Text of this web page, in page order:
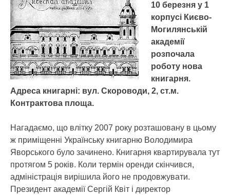
10 березня у 1
корпусі Києво-
Могилянській
академії
розпочала
роботу нова
книгарня.
Адреса книгарні: вул. Скороводи, 2, ст.м.
Контрактова площа.
Нагадаємо, що влітку 2007 року розташовану в цьому
ж приміщенні Українську книгарню Володимира
Яворського було зачинено. Книгарня квартирувала тут
протягом 5 років. Коли термін оренди скінчився,
адміністрація вирішила його не продовжувати.
Президент академії Сергій Квіт і директор